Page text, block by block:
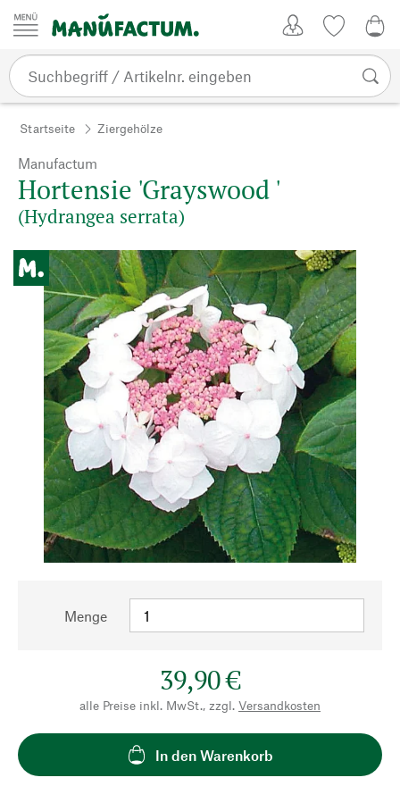
Zum Inhalt springen
Startseite Ziergehölze
Manufactum
Hortensie 'Grayswood '
(Hydrangea serrata)
Menge
39,90 €
alle Preise inkl. MwSt., zzgl. Versandkosten
In den Warenkorb